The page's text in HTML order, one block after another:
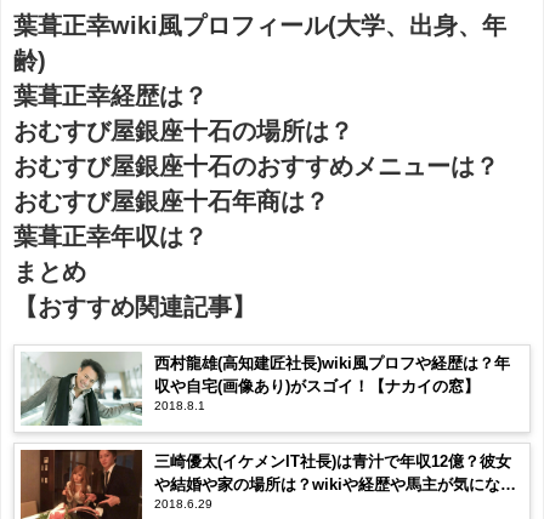
葉葺正幸wiki風プロフィール(大学、出身、年
齢)
葉葺正幸経歴は？
おむすび屋銀座十石の場所は？
おむすび屋銀座十石のおすすめメニューは？
おむすび屋銀座十石年商は？
葉葺正幸年収は？
まとめ
【おすすめ関連記事】
西村龍雄(高知建匠社長)wiki風プロフや経歴は？年
収や自宅(画像あり)がスゴイ！【ナカイの窓】
2018.8.1
三崎優太(イケメンIT社長)は青汁で年収12億？彼女
や結婚や家の場所は？wikiや経歴や馬主が気にな
る！画像あり【有吉ジャポン】
2018.6.29